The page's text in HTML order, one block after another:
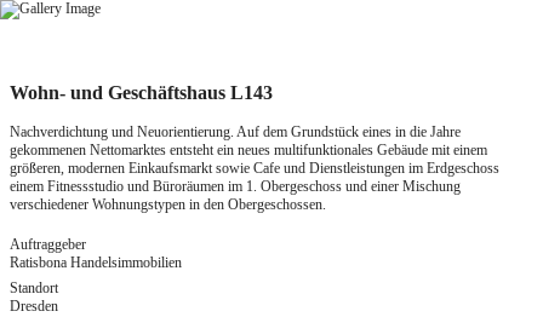
Zum
Wohn- und Geschäftshaus L143
Nachverdichtung und Neuorientierung. Auf dem Grundstück eines in die Jahre
gekommenen Nettomarktes entsteht ein neues multifunktionales Gebäude mit einem
größeren, modernen Einkaufsmarkt sowie Cafe und Dienstleistungen im Erdgeschoss
einem Fitnessstudio und Büroräumen im 1. Obergeschoss und einer Mischung
verschiedener Wohnungstypen in den Obergeschossen.
Auftraggeber
Ratisbona Handelsimmobilien
Standort
Dresden